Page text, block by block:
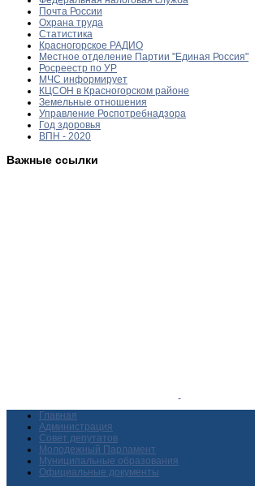
Почта России
Охрана труда
Статистика
Красногорское РАДИО
Местное отделение Партии "Единая Россия"
Росреестр по УР
МЧС информирует
КЦСОН в Красногорском районе
Земельные отношения
Управление Роспотребнадзора
Год здоровья
ВПН - 2020
Важные ссылки
Главная
Администрация
Совет депутатов
Молодежный Парламент
Муниципальные образования
Официальные документы